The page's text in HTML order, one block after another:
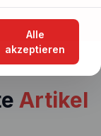
Artikel
Alle
akzeptieren